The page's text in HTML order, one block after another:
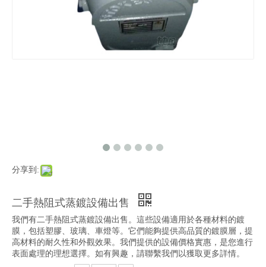
分享到:
二手熱阻式蒸鍍設備出售
我們有二手熱阻式蒸鍍設備出售。這些設備適用於各種材料的鍍
膜，包括塑膠、玻璃、車燈等。它們能夠提供高品質的鍍膜層，提
高材料的耐久性和外觀效果。我們提供的設備價格實惠，是您進行
表面處理的理想選擇。如有興趣，請聯繫我們以獲取更多詳情。